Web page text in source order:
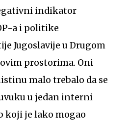
indikator
a i politike
Jugoslavije u Drugom
prostorima. Oni
malo trebalo da se
u jedan interni
koji je lako mogao